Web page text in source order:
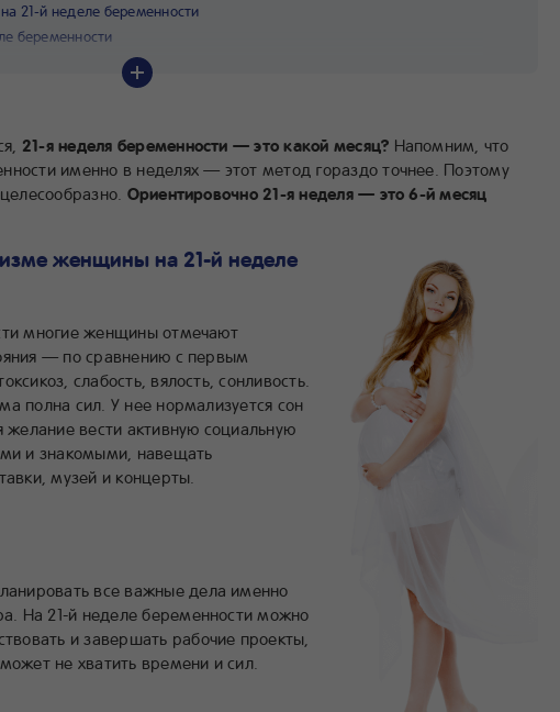
21-й неделе беременности
беременности
21-я неделя беременности — это какой месяц? Напомним, что
именно в неделях — этот метод гораздо точнее. Поэтому
Ориентировочно 21-я неделя — это 6-й месяц
женщины на 21-й неделе
многие женщины отмечают
— по сравнению с первым
слабость, вялость, сонливость.
полна сил. У нее нормализуется сон
желание вести активную социальную
и знакомыми, навещать
музей и концерты.
все важные дела именно
На 21-й неделе беременности можно
и завершать рабочие проекты,
не хватить времени и сил.